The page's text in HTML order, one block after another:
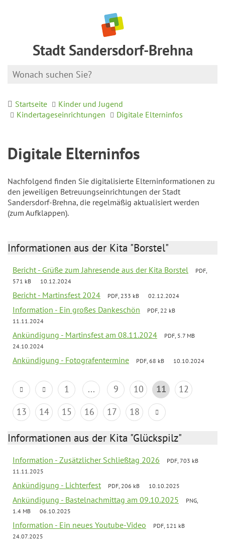
Stadt Sandersdorf-Brehna
Startseite
Kinder und Jugend
Kindertageseinrichtungen
Digitale Elterninfos
Digitale Elterninfos
Nachfolgend finden Sie digitalisierte Elterninformationen zu
den jeweiligen Betreuungseinrichtungen der Stadt
Sandersdorf-Brehna, die regelmäßig aktualisiert werden
(zum Aufklappen).
Informationen aus der Kita "Borstel"
Bericht - Grüße zum Jahresende aus der Kita Borstel
PDF,
571 kB
10.12.2024
Bericht - Martinsfest 2024 PDF, 233 kB 02.12.2024
Information - Ein großes Dankeschön
PDF, 22 kB
11.11.2024
Ankündigung - Martinsfest am 08.11.2024
PDF, 5.7 MB
24.10.2024
Ankündigung - Fotografentermine PDF, 68 kB 10.10.2024
1 ... 9 10 11
12
13
14 15 16 17 18
Informationen aus der Kita "Glückspilz"
Information - Zusätzlicher Schließtag 2026
PDF, 703 kB
11.11.2025
Ankündigung - Lichterfest PDF, 206 kB 10.10.2025
Ankündigung - Bastelnachmittag am 09.10.2025
PNG,
1.4 MB
06.10.2025
Information - Ein neues Youtube-Video
PDF, 121 kB
24.07.2025